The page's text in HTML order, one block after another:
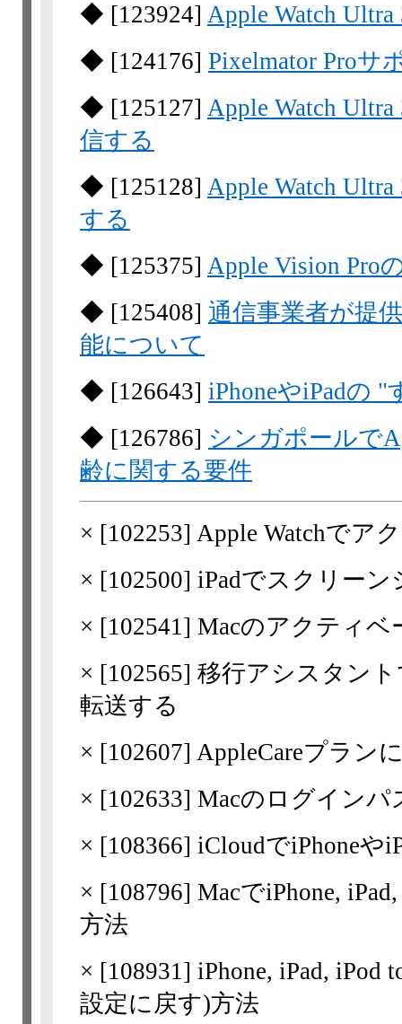
◆ [123924] Apple Watch
◆ [124176] Pixelmator Proサ
◆ [125127] Apple Watch
信する
◆ [125128] Apple Watch
する
◆ [125375] Apple Vision Pro
◆ [125408] 通信事業者が提
能について
◆ [126643] iPhoneやiPadの
◆ [126786] シンガポールで
齢に関する要件
× [102253] Apple Watchでア
× [102500] iPadでスクリー
× [102541] Macのアクティベ
× [102565] 移行アシスタン
転送する
× [102607] AppleCareプラン
× [102633] Macのログインパ
× [108366] iCloudでiPhoneや
× [108796] MacでiPhone,
方法
× [108931] iPhone, iPad, iPod
設定に戻す)方法